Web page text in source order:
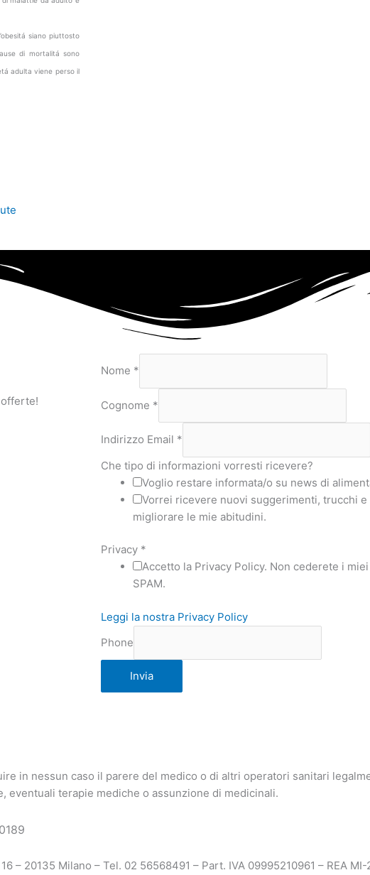
siano piuttosto
di mortalitá sono
adulta viene perso il
Nome *
Cognome *
Indirizzo Email *
Che tipo di informazioni vorresti ricevere?
Voglio restare informata/o su news di
Vorrei ricevere nuovi suggerimenti, trucchi
migliorare le mie abitudini.
Privacy *
Accetto la Privacy Policy. Non cederete i
SPAM.
Leggi la nostra Privacy Policy
Phone
Invia
in nessun caso il parere del medico o di altri operatori sanitari
eventuali terapie mediche o assunzione di medicinali.
– 20135 Milano – Tel. 02 56568491 – Part. IVA 09995210961 – REA MI-